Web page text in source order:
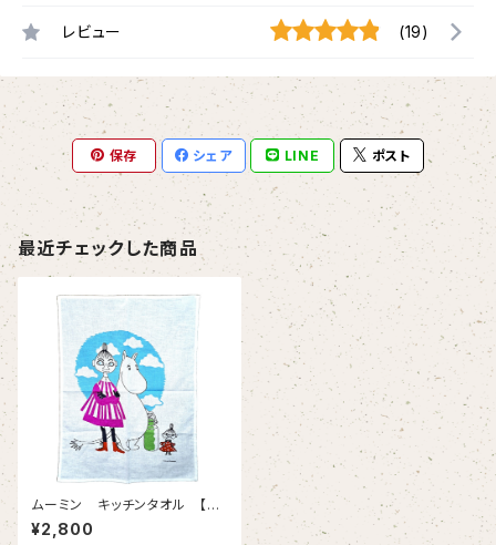
レビュー (19)
保存 シェア LINE ポスト
最近チェックした商品
ムーミン キッチンタオル 【フ
ィンランド・フィンレイソン社】
¥2,800